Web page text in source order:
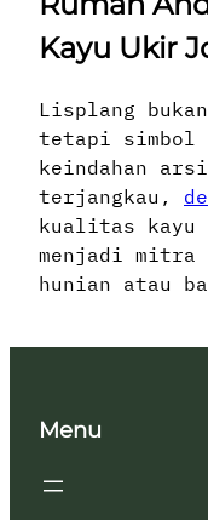
Kayu Ukir
Lisplang
tetapi simbol
keindahan
terjangkau,
kualitas kayu
menjadi mitra
hunian atau
Menu